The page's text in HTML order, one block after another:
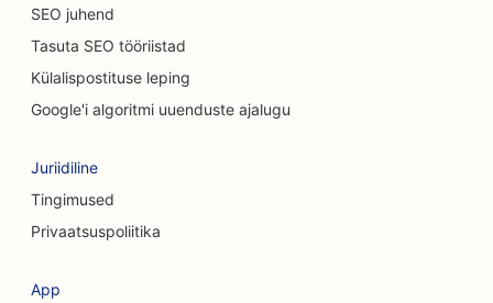
SEO kiropraktikutele
SEO puhastusteenuste jaoks
SEO kraniofatsiaalsetele kirurgidele
SEO konsultatsioonifirmadele
SEO juhend
Tasuta SEO tööriistad
Külalispostituse leping
Google'i algoritmi uuenduste ajalugu
Juriidiline
Tingimused
Privaatsuspoliitika
App